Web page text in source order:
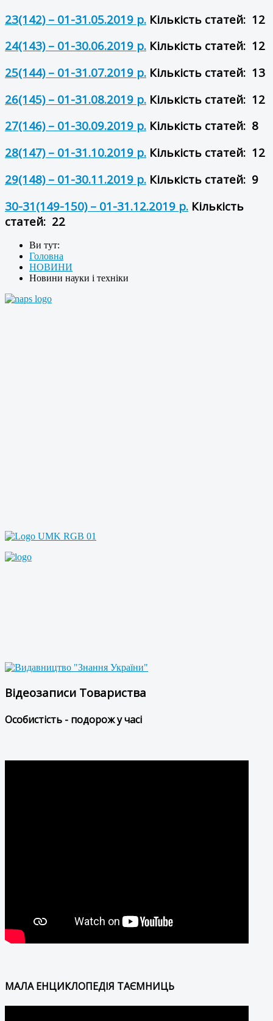
23(142) – 01-31.05.2019 р. Кількість статей: 12
24(143) – 01-30.06.2019 р. Кількість статей: 12
25(144) – 01-31.07.2019 р. Кількість статей: 13
26(145) – 01-31.08.2019 р. Кількість статей: 12
27(146) – 01-30.09.2019 р. Кількість статей: 8
28(147) – 01-31.10.2019 р. Кількість статей: 12
29(148) – 01-30.11.2019 р. Кількість статей: 9
30-31(149-150) – 01-31.12.2019 р. Кількість
статей: 22
Ви тут:
Головна
НОВИНИ
Новини науки і техніки
Відеозаписи Товариства
Особистість - подорож у часі
МАЛА ЕНЦИКЛОПЕДІЯ ТАЄМНИЦЬ